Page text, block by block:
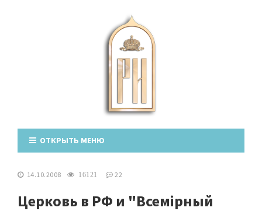
ОТКРЫТЬ МЕНЮ
14.10.2008 16121 22
Церковь в РФ и "Всемiрный